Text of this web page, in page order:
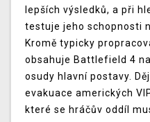
lepších výsledků, a při
testuje jeho schopnosti
Kromě typicky
obsahuje Battlefield 4
osudy hlavní postavy.
evakuace amerických
které se hráčův oddíl